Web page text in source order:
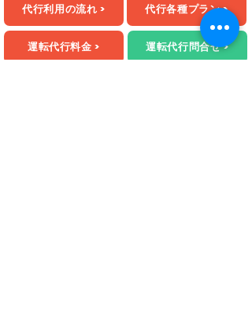
代行利用の流れ > 代行各種プラン >
運転代行料金 > 運転代行問合せ >